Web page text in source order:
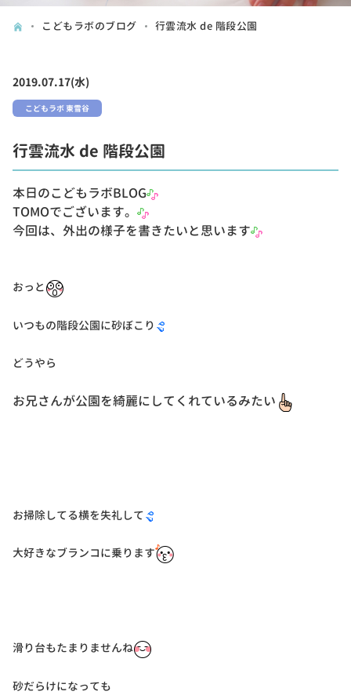
こどもラボのブログ 行雲流水 de 階段公園
2019.07.17(水)
こどもラボ 東雪谷
行雲流水 de 階段公園
本日のこどもラボBLOG
TOMOでございます。
今回は、外出の様子を書きたいと思います
おっと
いつもの階段公園に砂ぼこり
どうやら
お兄さんが公園を綺麗にしてくれているみたい
お掃除してる横を失礼して
大好きなブランコに乗ります
滑り台もたまりませんね
砂だらけになっても